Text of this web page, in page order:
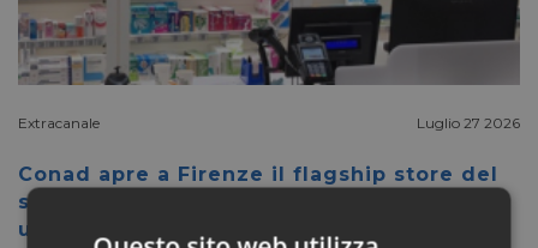
Extracanale Luglio 27 2026
Conad apre a Firenze il flagship store del
suo nuovo format Benessity: sei negozi in
uno, parafarmacia compresa